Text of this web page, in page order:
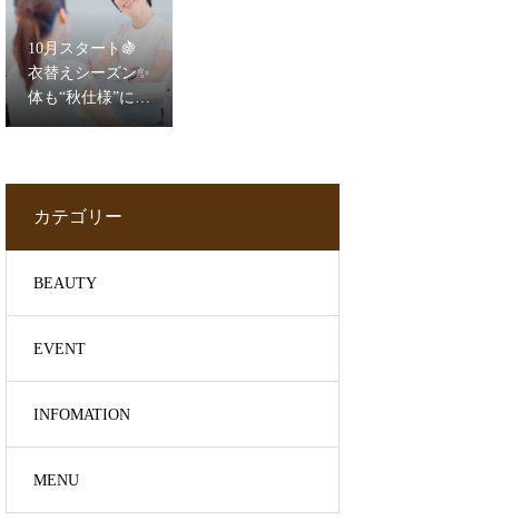
10月スタート🍇
衣替えシーズン✨
体も“秋仕様”に切
カテゴリー
BEAUTY
EVENT
INFOMATION
MENU